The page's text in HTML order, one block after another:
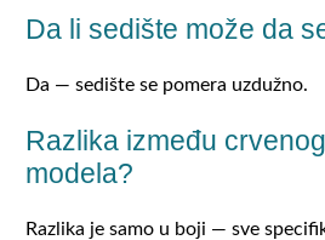
Da li sedište može da
Da — sedište se pomera uzdužno.
Razlika između
modela?
Razlika je samo u boji — sve